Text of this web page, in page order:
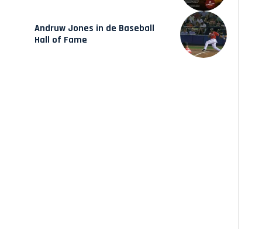
Andruw Jones in de Baseball
Hall of Fame